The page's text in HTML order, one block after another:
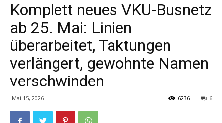
Komplett neues VKU-Busnetz
ab 25. Mai: Linien
überarbeitet, Taktungen
verlängert, gewohnte Namen
verschwinden
Mai 15, 2026 6
6236